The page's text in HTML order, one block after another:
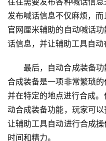
发布喊话信息不仅麻烦，
官网厘米辅助的自动喊话
话信息，并让辅助工具自动
最后，自动合成装备功
合成装备是一项非常繁琐的
并在特定的地点进行合成
动合成装备功能，玩家可
让辅助工具自动进行合成
时间和精力。